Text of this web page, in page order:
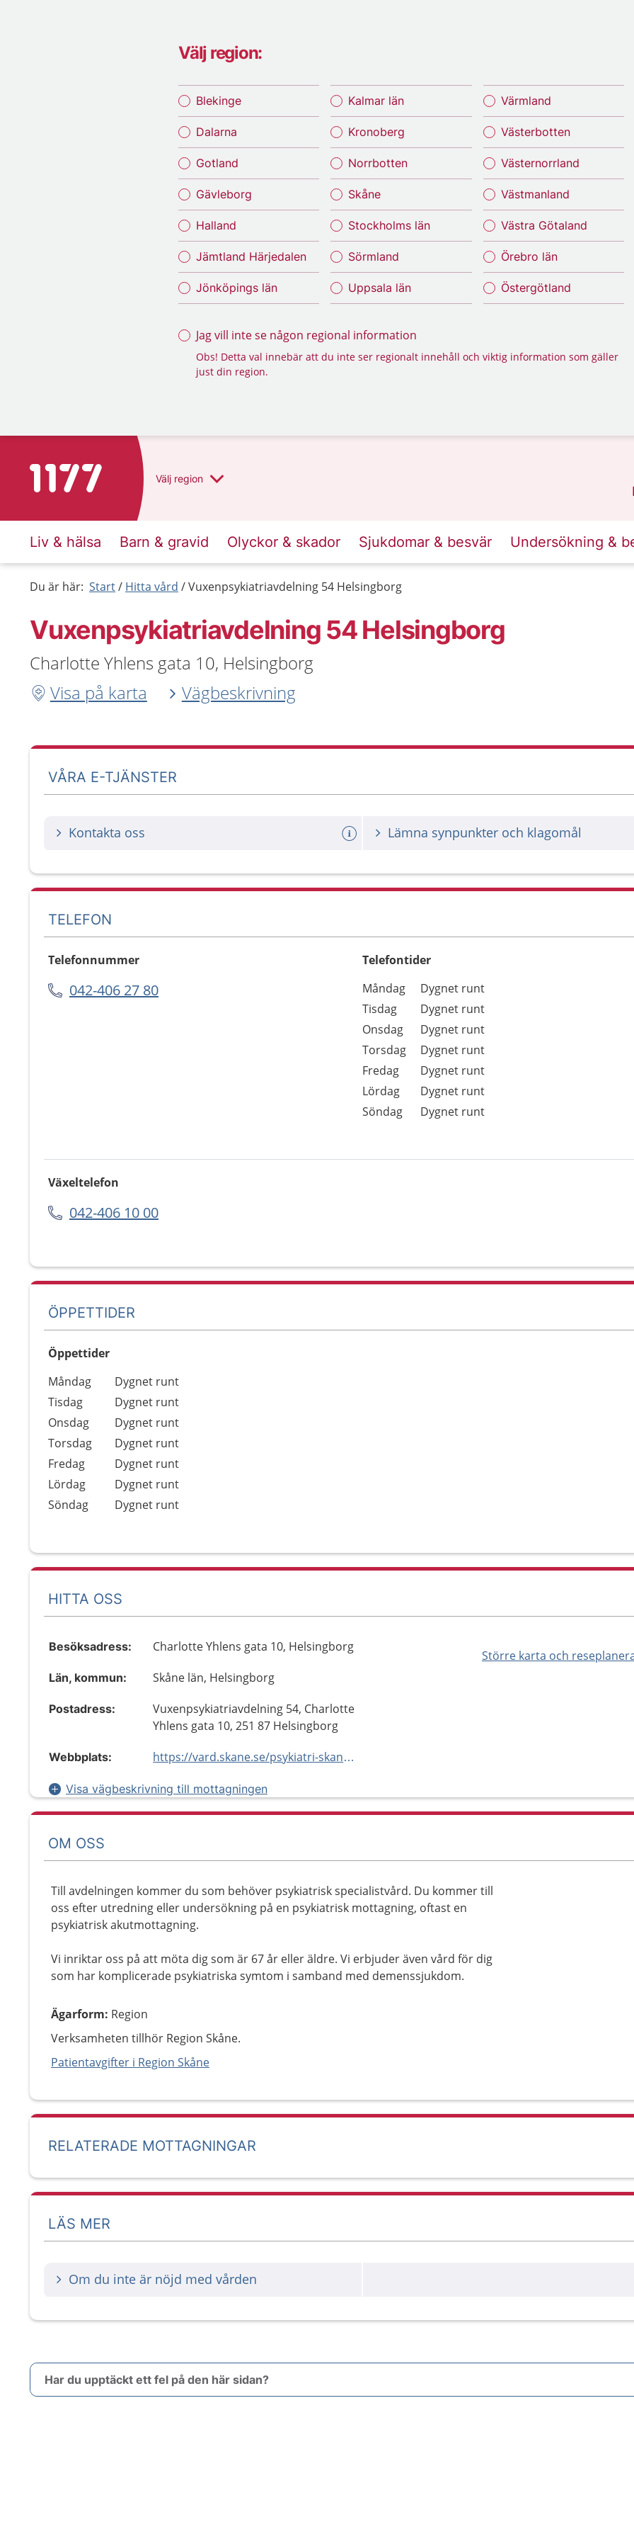
Välj region:
Blekinge
Dalarna
Gotland
Gävleborg
Halland
Jämtland Härjedalen
Jönköpings län
Kalmar län
Kronoberg
Norrbotten
Skåne
Stockholms län
Sörmland
Uppsala län
Värmland
Västerbotten
Västernorrland
Västmanland
Västra Götaland
Örebro län
Östergötland
Jag vill inte se någon regional information
Obs! Detta val innebär att du inte ser regionalt innehåll och viktig information som gäller
just din region.
Till startsidan för 1177 Välj region
Liv & hälsa Barn & gravid Olyckor & skador Sjukdomar & besvär Undersökning &
Du är här: Start Hitta vård Vuxenpsykiatriavdelning 54 Helsingborg
Vuxenpsykiatriavdelning 54 Helsingborg
Charlotte Yhlens gata 10, Helsingborg
Visa på karta
Vägbeskrivning
VÅRA E-TJÄNSTER
Kontakta oss Lämna synpunkter och klagomål
TELEFON
Telefonnummer
042-406 27 80
Telefontider
Dag
Öppettider
Kommentarer
Måndag
Dygnet runt
Tisdag
Dygnet runt
Onsdag
Dygnet runt
Torsdag
Dygnet runt
Fredag
Dygnet runt
Lördag
Dygnet runt
Söndag
Dygnet runt
Växeltelefon
042-406 10 00
ÖPPETTIDER
Öppettider
Dag
Öppettider
Kommentarer
Måndag
Dygnet runt
Tisdag
Dygnet runt
Onsdag
Dygnet runt
Torsdag
Dygnet runt
Fredag
Dygnet runt
Lördag
Dygnet runt
Söndag
Dygnet runt
HITTA OSS
Större karta och
Besöksadress: Charlotte Yhlens gata 10, Helsingborg
Län, kommun: Skåne län, Helsingborg
Postadress:
Vuxenpsykiatriavdelning 54, Charlotte
Yhlens gata 10, 251 87 Helsingborg
Webbplats: https://vard.skane.se/psykiatri-skane/mottagningar-och-avdelningar/vuxenpsykiatriavdelning-54-helsingborg/
Visa vägbeskrivning till mottagningen
OM OSS
Till avdelningen kommer du som behöver psykiatrisk specialistvård. Du kommer till
oss efter utredning eller undersökning på en psykiatrisk mottagning, oftast en
psykiatrisk akutmottagning.
Vi inriktar oss på att möta dig som är 67 år eller äldre. Vi erbjuder även vård för dig
som har komplicerade psykiatriska symtom i samband med demenssjukdom.
Ägarform: Region
Verksamheten tillhör Region Skåne.
Patientavgifter i Region Skåne
RELATERADE MOTTAGNINGAR
LÄS MER
Om du inte är nöjd med vården
Har du upptäckt ett fel på den här sidan?